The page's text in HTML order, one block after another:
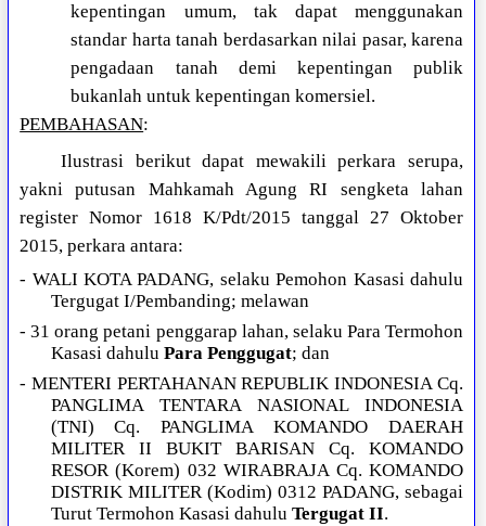
kepentingan umum, tak dapat menggunakan
standar harta tanah berdasarkan nilai pasar, karena
pengadaan tanah demi kepentingan publik
bukanlah untuk kepentingan komersiel.
PEMBAHASAN:
Ilustrasi berikut dapat mewakili perkara serupa,
yakni putusan Mahkamah Agung RI sengketa lahan
register Nomor 1618 K/Pdt/2015 tanggal 27 Oktober
2015, perkara antara:
- WALI KOTA PADANG, selaku Pemohon Kasasi dahulu
Tergugat I/Pembanding; melawan
- 31 orang petani penggarap lahan, selaku Para Termohon
Kasasi dahulu Para Penggugat; dan
- MENTERI PERTAHANAN REPUBLIK INDONESIA Cq.
PANGLIMA TENTARA NASIONAL INDONESIA
(TNI) Cq. PANGLIMA KOMANDO DAERAH
MILITER II BUKIT BARISAN Cq. KOMANDO
RESOR (Korem) 032 WIRABRAJA Cq. KOMANDO
DISTRIK MILITER (Kodim) 0312 PADANG, sebagai
Turut Termohon Kasasi dahulu Tergugat II.